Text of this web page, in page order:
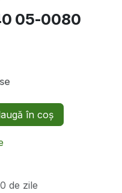
05-0080
în coș
de zile